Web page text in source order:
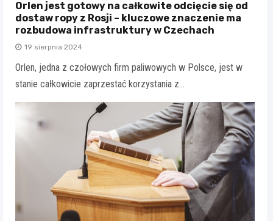
Orlen jest gotowy na całkowite odcięcie się od
dostaw ropy z Rosji – kluczowe znaczenie ma
rozbudowa infrastruktury w Czechach
19 sierpnia 2024
Orlen, jedna z czołowych firm paliwowych w Polsce, jest w
stanie całkowicie zaprzestać korzystania z…